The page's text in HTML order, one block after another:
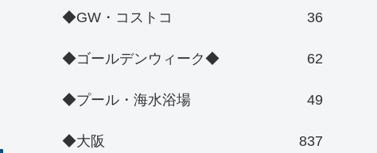
◆GW・コストコ 36
◆ゴールデンウィーク◆ 62
◆プール・海水浴場 49
◆大阪 837